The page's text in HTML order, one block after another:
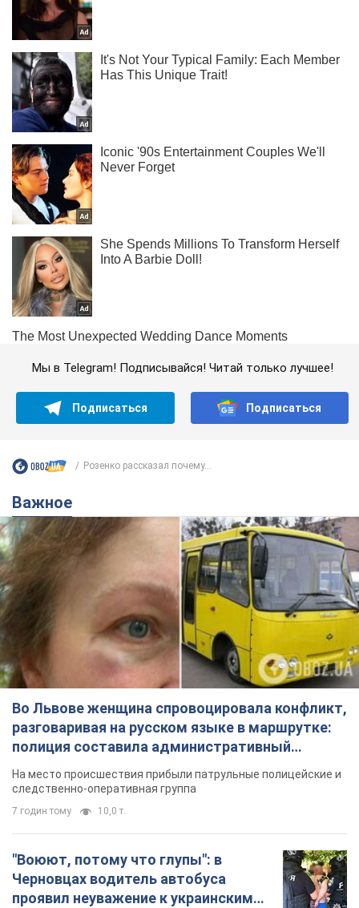
Мы в Telegram! Подписывайся! Читай только лучшее!
Подписаться Подписаться
Розенко рассказал почему...
Важное
Во Львове женщина спровоцировала конфликт,
разговаривая на русском языке в маршрутке:
полиция составила административный
протокол. Видео
На место происшествия прибыли патрульные полицейские и
следственно-оперативная группа
7 годин тому 10,0 т.
"Воюют, потому что глупы": в
Черновцах водитель автобуса
проявил неуважение к украинским